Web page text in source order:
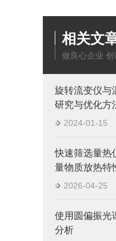
相关文
做良心企业 创
旋转流变仪与
研究与优化方
2024-01-15
快速筛选量热
量物质放热特
2026-04-25
使用圆偏振光
分析